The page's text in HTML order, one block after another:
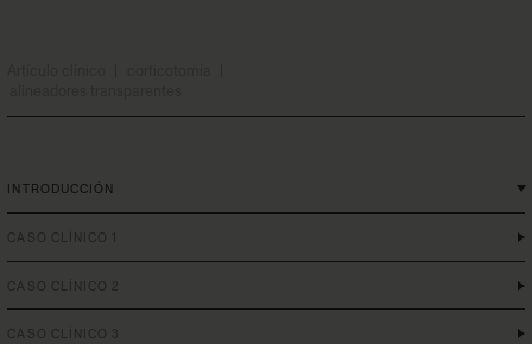
INTRODUCCIÓN
CASO CLÍNICO 1
CASO CLÍNICO 2
CASO CLÍNICO 3